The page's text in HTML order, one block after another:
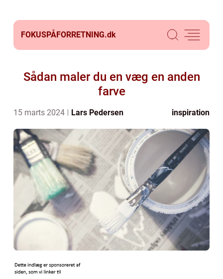
FOKUSPÅFORRETNING.dk
Sådan maler du en væg en anden
farve
15 marts 2024 Lars Pedersen inspiration